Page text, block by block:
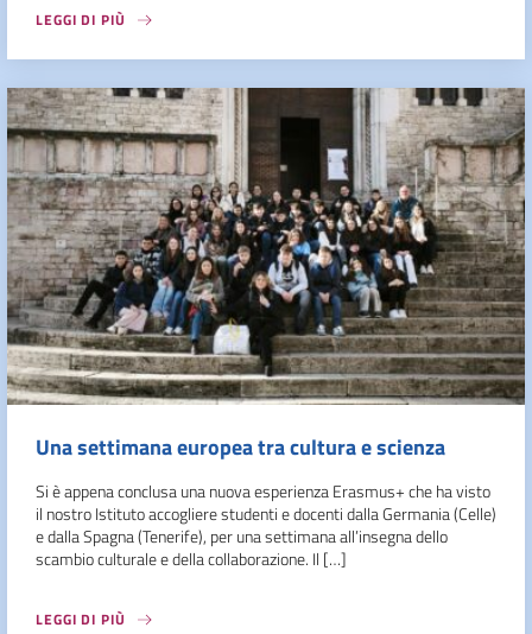
LEGGI DI PIÙ
Una settimana europea tra cultura e scienza
Si è appena conclusa una nuova esperienza Erasmus+ che ha visto
il nostro Istituto accogliere studenti e docenti dalla Germania (Celle)
e dalla Spagna (Tenerife), per una settimana all’insegna dello
scambio culturale e della collaborazione. Il […]
LEGGI DI PIÙ